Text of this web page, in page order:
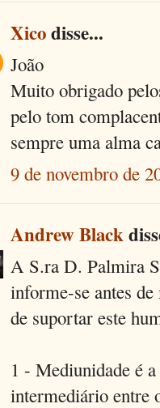
Xicodisse...
João
Muito obrigado
pelo tom
sempre uma alma
9 de novembro de
Andrew Black
A S.ra D. Palmira
informe-se antes
de suportar este
1 - Mediunidade é
intermediário entre